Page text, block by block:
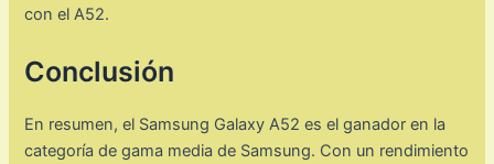
con el A52.
Conclusión
En resumen, el Samsung Galaxy A52 es el ganador en la
categoría de gama media de Samsung. Con un rendimiento